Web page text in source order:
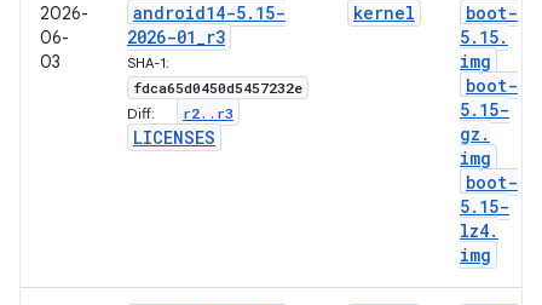
2026-
06-
03
android14-5. 15-
2026-01_r3
SHA-1:
fdca65d0450d5457232e
Diff: r2. . r3
LICENSES
kernel
boot-
5. 15.
img
boot-
5. 15-
gz .
img
boot-
5. 15-
lz4.
img